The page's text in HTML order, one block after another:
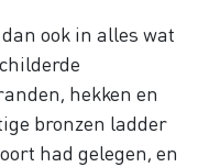
ook in alles wat
hekken en
bronzen ladder
had gelegen, en